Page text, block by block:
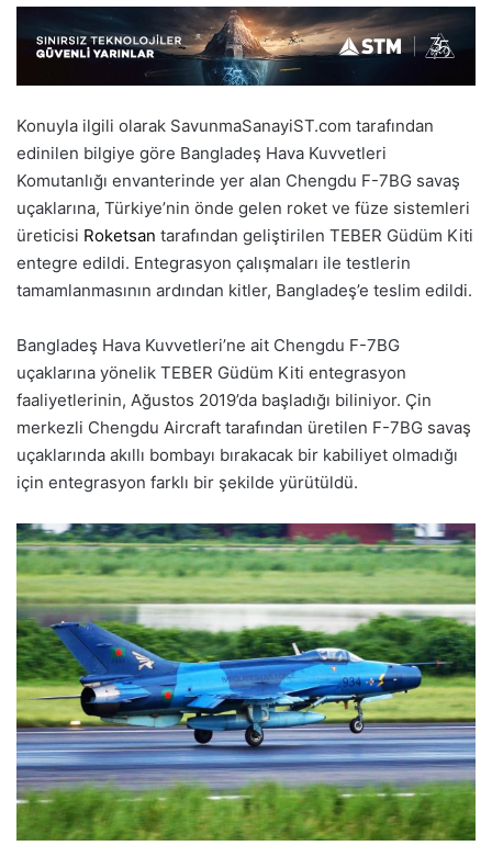
Konuyla ilgili olarak SavunmaSanayiST.com tarafından
edinilen bilgiye göre Bangladeş Hava Kuvvetleri
Komutanlığı envanterinde yer alan Chengdu F-7BG savaş
uçaklarına, Türkiye’nin önde gelen roket ve füze sistemleri
üreticisi Roketsan tarafından geliştirilen TEBER Güdüm Kiti
entegre edildi. Entegrasyon çalışmaları ile testlerin
tamamlanmasının ardından kitler, Bangladeş’e teslim edildi.
Bangladeş Hava Kuvvetleri’ne ait Chengdu F-7BG
uçaklarına yönelik TEBER Güdüm Kiti entegrasyon
faaliyetlerinin, Ağustos 2019’da başladığı biliniyor. Çin
merkezli Chengdu Aircraft tarafından üretilen F-7BG savaş
uçaklarında akıllı bombayı bırakacak bir kabiliyet olmadığı
için entegrasyon farklı bir şekilde yürütüldü.